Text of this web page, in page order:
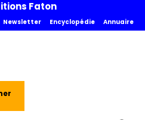
Faton
Newsletter Encyclopédie Annuaire